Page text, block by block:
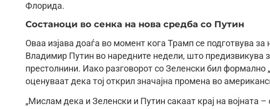
Флорида.
Состаноци во сенка на нова средба со Путин
Оваа изјава доаѓа во момент кога Трамп се подготвува за
Владимир Путин во наредните недели, што предизвикува
престолнини. Иако разговорот со Зеленски бил формално
оценуваат дека тој открил значајна промена во
„Мислам дека и Зеленски и Путин сакаат крај на војната